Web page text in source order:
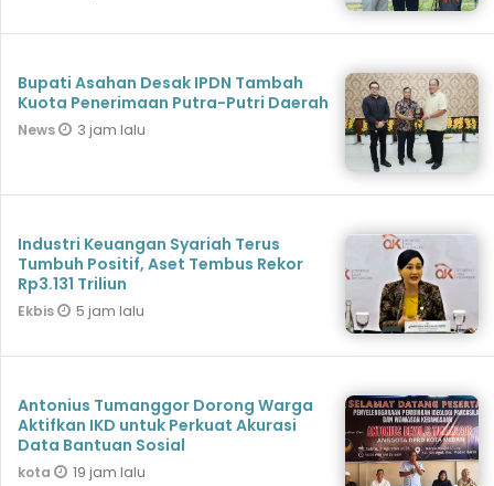
Bupati Asahan Desak IPDN Tambah
Kuota Penerimaan Putra-Putri Daerah
News 3 jam lalu
Industri Keuangan Syariah Terus
Tumbuh Positif, Aset Tembus Rekor
Rp3.131 Triliun
Ekbis 5 jam lalu
Antonius Tumanggor Dorong Warga
Aktifkan IKD untuk Perkuat Akurasi
Data Bantuan Sosial
kota 19 jam lalu